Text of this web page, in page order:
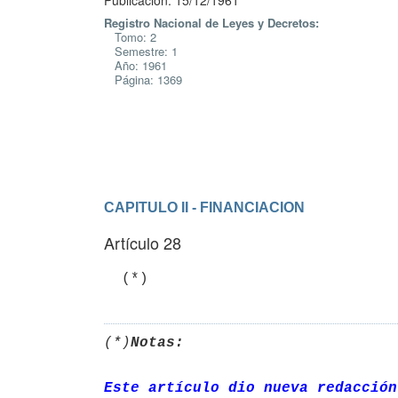
Registro Nacional de Leyes y Decretos:
Tomo: 2
Semestre: 1
Año: 1961
Página: 1369
CAPITULO II - FINANCIACION
Artículo 28
(*)Notas:
Este artículo dio nueva